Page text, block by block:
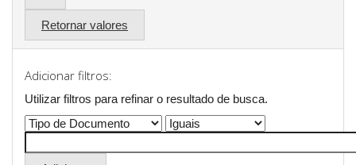
Retornar valores
Adicionar filtros:
Utilizar filtros para refinar o resultado de busca.